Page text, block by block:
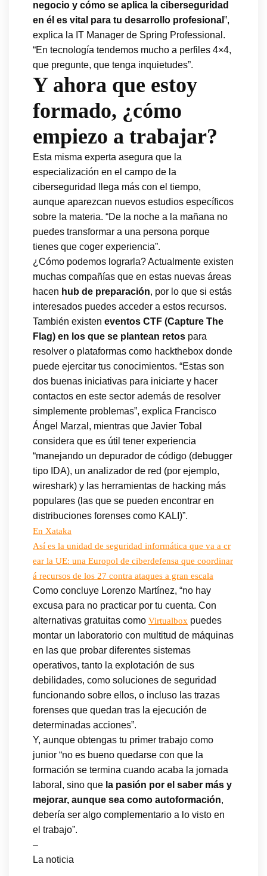
negocio y cómo se aplica la ciberseguridad
en él es vital para tu desarrollo profesional ”,
explica la IT Manager de Spring Professional.
“En tecnología tendemos mucho a perfiles 4×4,
que pregunte, que tenga inquietudes”.
Y ahora que estoy
formado, ¿cómo
empiezo a trabajar?
Esta misma experta asegura que la
especialización en el campo de la
ciberseguridad llega más con el tiempo,
aunque aparezcan nuevos estudios específicos
sobre la materia. “De la noche a la mañana no
puedes transformar a una persona porque
tienes que coger experiencia”.
¿Cómo podemos lograrla? Actualmente existen
muchas compañías que en estas nuevas áreas
hacen hub de preparación, por lo que si estás
interesados puedes acceder a estos recursos.
También existen eventos CTF (Capture The
Flag) en los que se plantean retos para
resolver o plataformas como hackthebox donde
puede ejercitar tus conocimientos. “Estas son
dos buenas iniciativas para iniciarte y hacer
contactos en este sector además de resolver
simplemente problemas”, explica Francisco
Ángel Marzal, mientras que Javier Tobal
considera que es útil tener experiencia
“manejando un depurador de código (debugger
tipo IDA), un analizador de red (por ejemplo,
wireshark) y las herramientas de hacking más
populares (las que se pueden encontrar en
distribuciones forenses como KALI)”.
En Xataka
Así es la unidad de seguridad informática que va a cr
ear la UE: una Europol de ciberdefensa que coordinar
á recursos de los 27 contra ataques a gran escala
Como concluye Lorenzo Martínez, “no hay
excusa para no practicar por tu cuenta. Con
alternativas gratuitas como Virtualbox puedes
montar un laboratorio con multitud de máquinas
en las que probar diferentes sistemas
operativos, tanto la explotación de sus
debilidades, como soluciones de seguridad
funcionando sobre ellos, o incluso las trazas
forenses que quedan tras la ejecución de
determinadas acciones”.
Y, aunque obtengas tu primer trabajo como
junior “no es bueno quedarse con que la
formación se termina cuando acaba la jornada
laboral, sino que la pasión por el saber más y
mejorar, aunque sea como autoformación,
debería ser algo complementario a lo visto en
el trabajo”.
–
La noticia